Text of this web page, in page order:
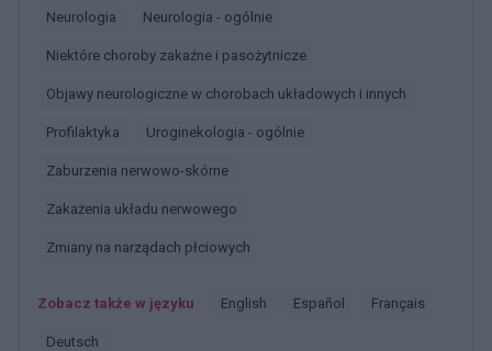
Neurologia Neurologia - ogólnie
Niektóre choroby zakaźne i pasożytnicze
Objawy neurologiczne w chorobach układowych i innych
Profilaktyka Uroginekologia - ogólnie
Zaburzenia nerwowo-skórne
Zakażenia układu nerwowego
Zmiany na narządach płciowych
Zobacz także w języku english español français
deutsch